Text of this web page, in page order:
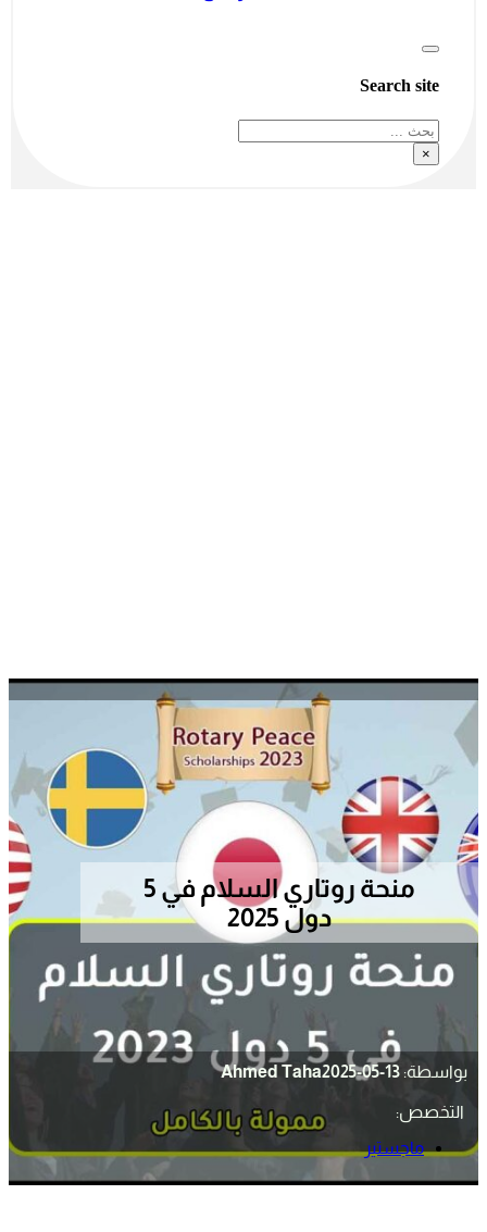
Search site
بحث
×
منحة روتاري السلام في 5
دول 2025
بواسطة: Ahmed Taha2025-05-13
التخصص:
ماجستير